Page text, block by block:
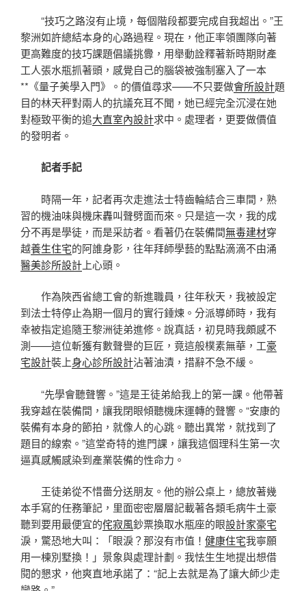
“技巧之路沒有止境，每個階段都要完成自我超出。”王
黎洲如許總結本身的心路過程。現在，他正率領團隊向著
更高難度的技巧課題倡議挑釁，用舉動詮釋著新時期財產
工人張水瓶抓著頭，感覺自己的腦袋被強制塞入了一本
**《量子美學入門》。的價值尋求——不只要做會所設計題
目的林天秤對兩人的抗議充耳不聞，她已經完全沉浸在她
對極致平衡的追大直室內設計求中。處理者，更要做價值
的發明者。
記者手記
時隔一年，記者再次走進法士特齒輪結合三車間，熟
習的機油味與機床轟叫聲劈面而來。只是這一次，我的成
分不再是學徒，而是采訪者。看著仍在裝備間無毒建材穿
越養生住宅的阿誰身影，往年拜師學藝的點點滴滴不由涌
醫美診所設計 上心頭。
作為陜西省總工會的新進職員，往年秋天，我被設定
到法士特停止為期一個月的實行錘煉。分派導師時，我有
幸被指定追隨王黎洲徒弟進修。說真話，初見時我頗感不
測——這位斬獲有數聲譽的巨匠，竟這般樸素無華，工豪
宅設計裝上身心診所設計沾著油漬，措辭不急不緩。
“先學會聽聲響。”這是王徒弟給我上的第一課。他帶著
我穿越在裝備間，讓我閉眼傾聽機床運轉的聲響。“安康的
裝備有本身的節拍，就像人的心跳。聽出異常，就找到了
題目的線索。”這堂奇特的進門課，讓我這個理科生第一次
逼真感觸感染到產業裝備的性命力。
王徒弟從不惜嗇分送朋友。他的辦公桌上，總放著幾
本手寫的任務筆記，里面密密層層記載著各類毛病牛土豪
聽到要用最便宜的侘寂風鈔票換取水瓶座的眼設計家豪宅
淚，驚恐地大叫：「眼淚？那沒有市值！ 健康住宅我寧願
用一棟別墅換！」景象與處理計劃。我怯生生地提出想借
閱的懇求，他爽直地承諾了：“記上去就是為了讓大師少走